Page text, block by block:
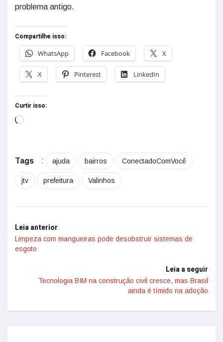
problema antigo.
Compartilhe isso:
WhatsApp
Facebook X
X Pinterest LinkedIn
Curtir isso:
Tags : ajuda bairros ConectadoComVocê
jtv prefeitura Valinhos
Leia anterior
Limpeza com mangueiras pode desobstruir sistemas de
esgoto
Leia a seguir
Tecnologia BIM na construção civil cresce, mas Brasil
ainda é tímido na adoção